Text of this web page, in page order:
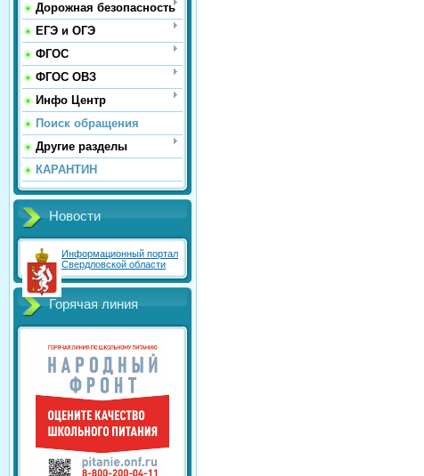
Дорожная безопасность
ЕГЭ и ОГЭ
ФГОС
ФГОС ОВЗ
Инфо Центр
Поиск обращения
Другие разделы
КАРАНТИН
Новости
Информационный портал
Свердловской области
Горячая линия